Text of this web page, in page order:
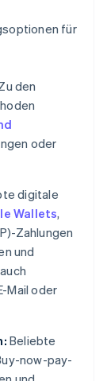
für
den
oder
digitale
Wallets,
Zahlungen
und
Mail oder
Beliebte
now-pay-